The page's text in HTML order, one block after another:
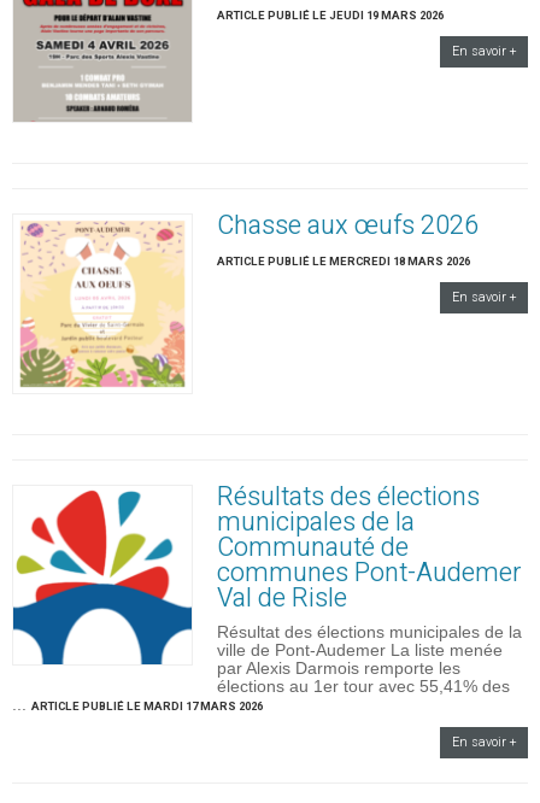
ARTICLE PUBLIÉ LE JEUDI 19 MARS 2026
En savoir +
Chasse aux œufs 2026
ARTICLE PUBLIÉ LE MERCREDI 18 MARS 2026
En savoir +
Résultats des élections
municipales de la
Communauté de
communes Pont-Audemer
Val de Risle
Résultat des élections municipales de la
ville de Pont-Audemer La liste menée
par Alexis Darmois remporte les
élections au 1er tour avec 55,41% des
ARTICLE PUBLIÉ LE MARDI 17 MARS 2026
En savoir +